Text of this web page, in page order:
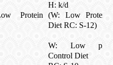
Protein
H: k/d
(W: Low Protein
Diet RC: S-12)
W: Low pH
Control Diet